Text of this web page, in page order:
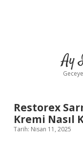
Ay
Restorex
Kremi Nasıl
Tarih: Nisan 11, 2025